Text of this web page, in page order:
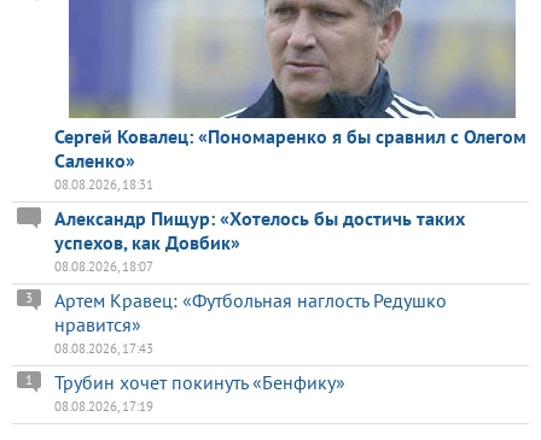
Сергей Ковалец: «Пономаренко я бы сравнил с Олегом
Саленко»
08.08.2026, 18:31
Александр Пищур: «Хотелось бы достичь таких
успехов, как Довбик»
08.08.2026, 18:07
Артем Кравец: «Футбольная наглость Редушко
нравится»
3
08.08.2026, 17:43
Трубин хочет покинуть «Бенфику»
1
08.08.2026, 17:19